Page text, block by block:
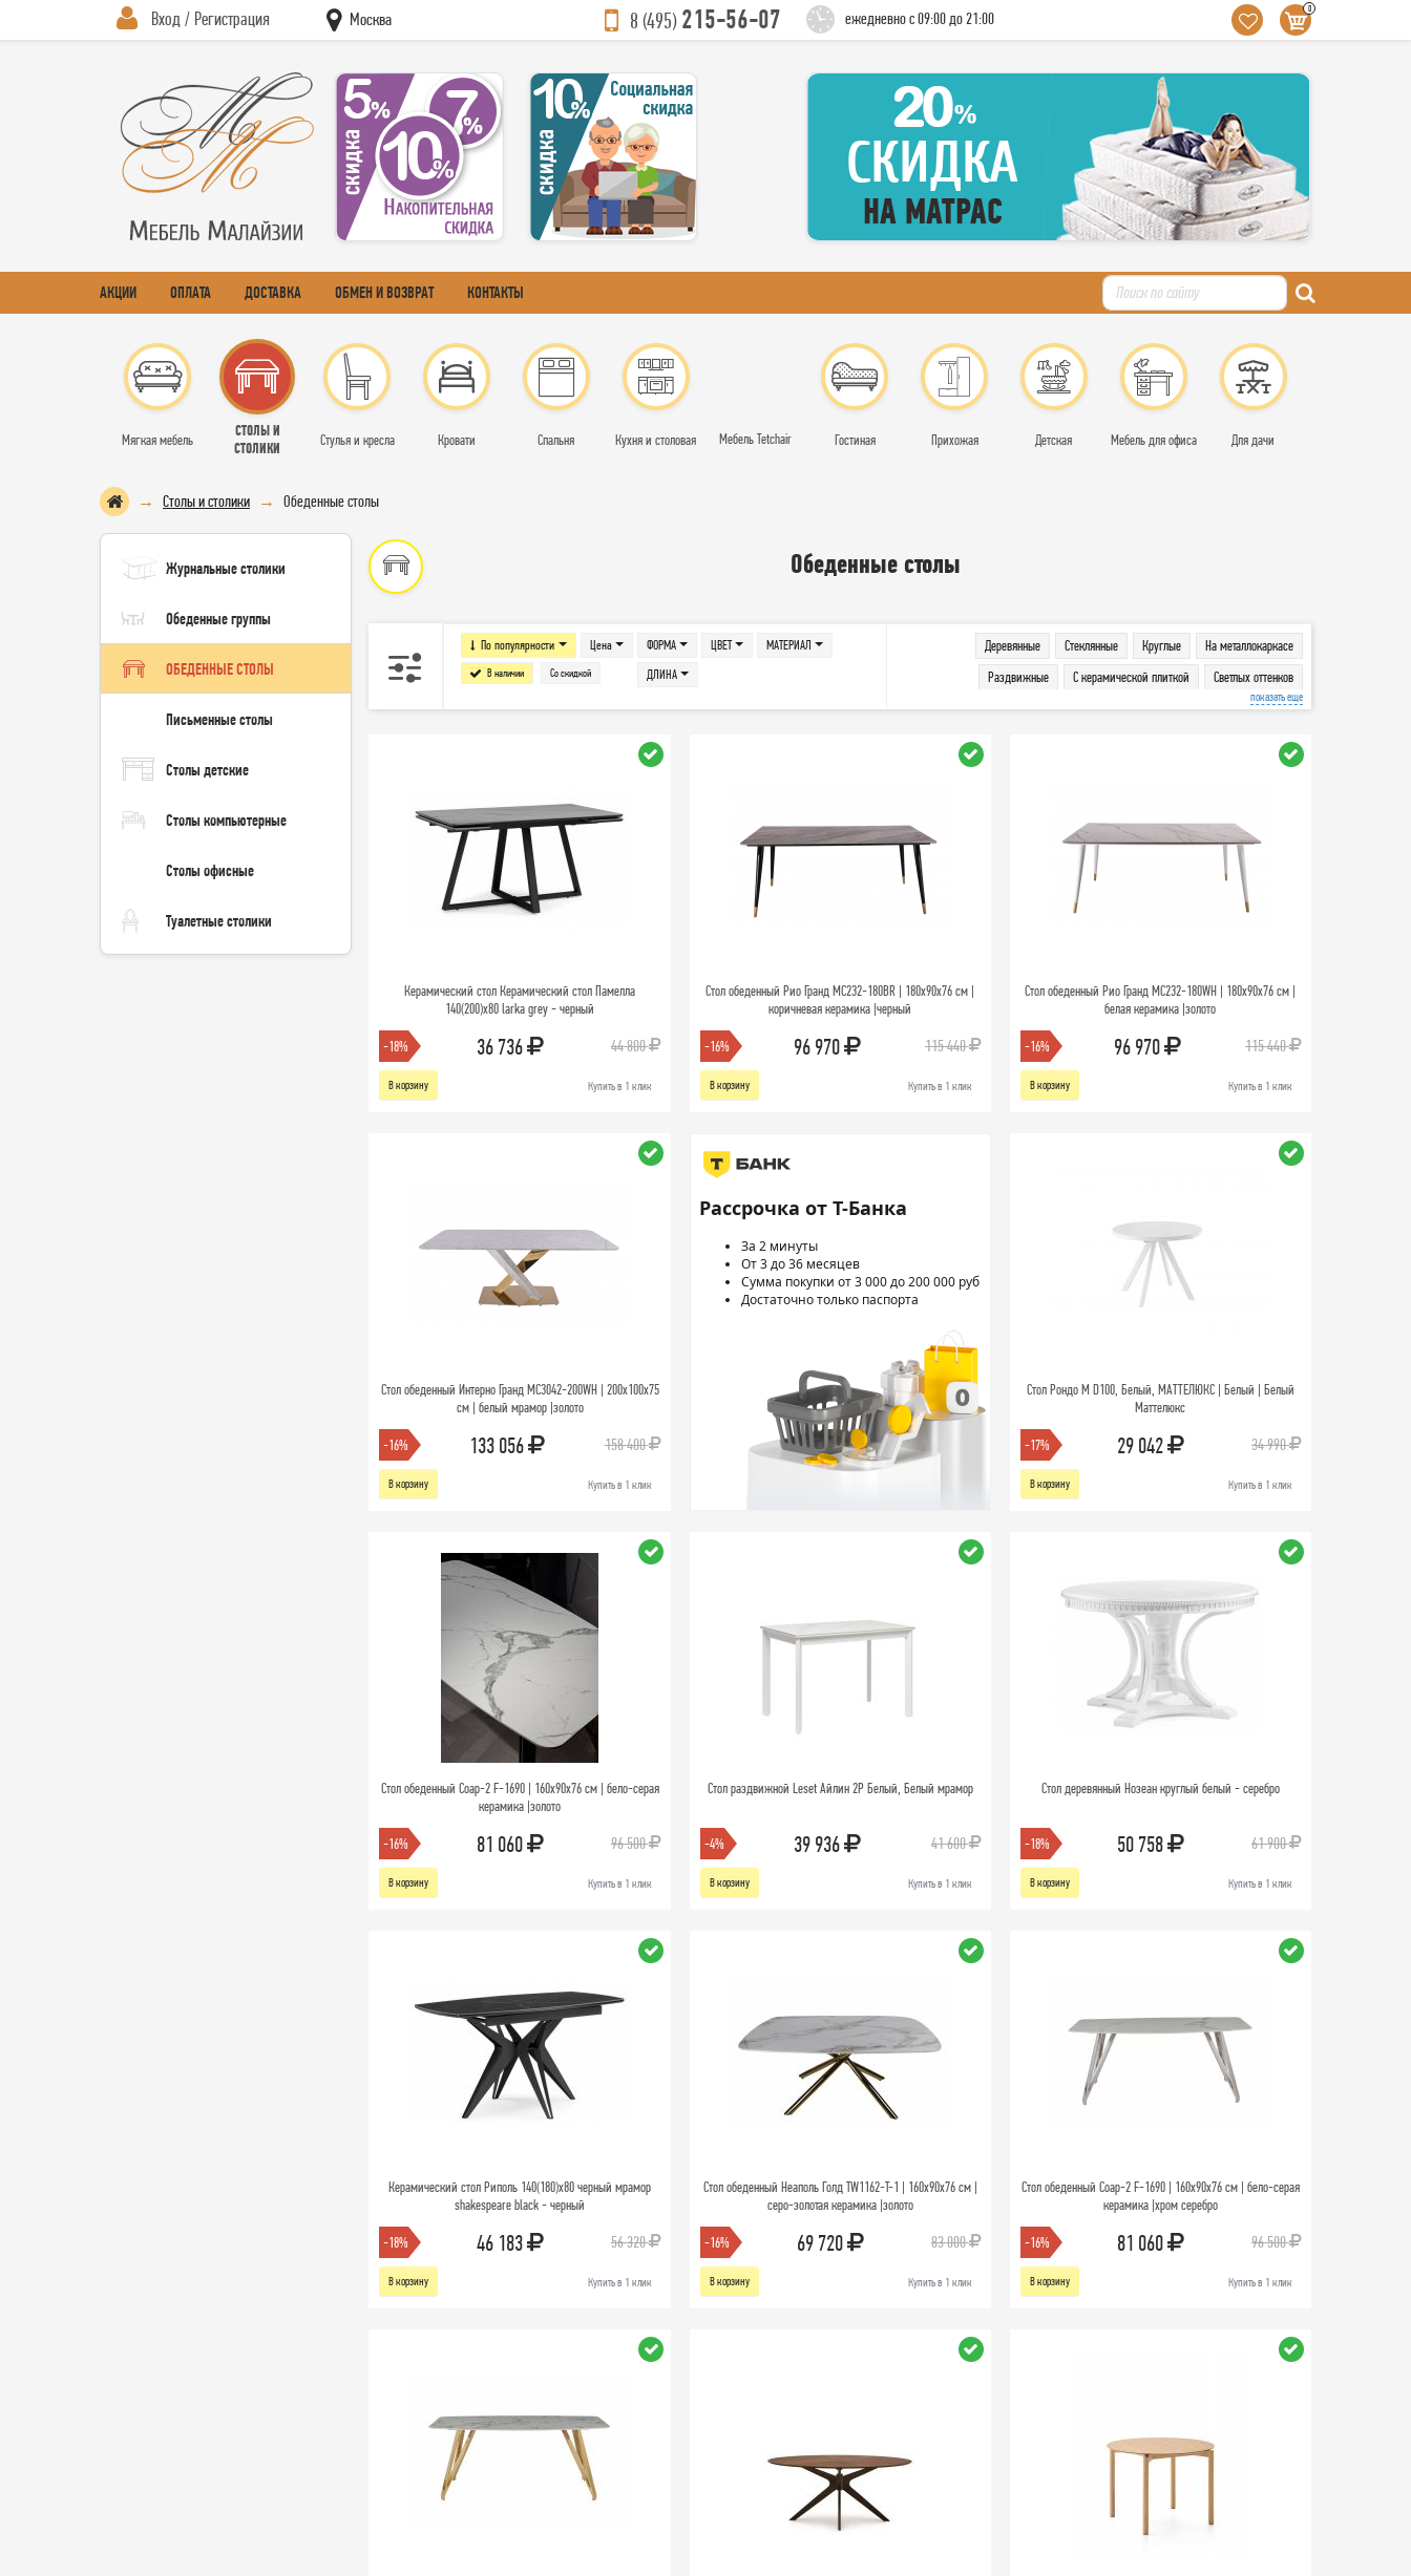
Вход / Регистрация Москва 8 (495)215-56-07 ежедневно с 09:00 до 21:00
0
АКЦИИ ОПЛАТА ДОСТАВКА ОБМЕН И ВОЗВРАТ КОНТАКТЫ
Мягкая мебель
СТОЛЫ И
СТОЛИКИ
Стулья и кресла Кровати Спальня Кухня и столовая Мебель Tetchair Гостиная Прихожая Детская Мебель для офиса Для дачи
Столы и столики Обеденные столы
Журнальные столики
Обеденные группы
ОБЕДЕННЫЕ СТОЛЫ
Письменные столы
Столы детские
Столы компьютерные
Столы офисные
Туалетные столики
Обеденные столы
По популярности Цена
В наличии Со скидкой
ФОРМА ЦВЕТ
МАТЕРИАЛ
ДЛИНА
Деревянные Стеклянные Круглые
На металлокаркасе
Раздвижные
С керамической плиткой
Светлых оттенков
Темных оттенков
Столы-книжка
показать еще
Керамический стол Керамический стол Памелла
140(200)х80 larka grey - черный
-18% 36 736 44 800
В корзину Купить в 1 клик
Стол обеденный Рио Гранд MC232-180BR | 180х90х76 см |
коричневая керамика |черный
-16% 96 970 115 440
В корзину Купить в 1 клик
Стол обеденный Рио Гранд MC232-180WH | 180х90х76 см |
белая керамика |золото
-16% 96 970 115 440
В корзину Купить в 1 клик
Стол обеденный Интерно Гранд MC3042-200WH | 200х100х75
см | белый мрамор |золото
-16% 133 056 158 400
В корзину Купить в 1 клик
Рассрочка от Т-Банка
За 2 минуты
От 3 до 36 месяцев
Сумма покупки от 3 000 до 200 000 руб
Достаточно только паспорта
Стол Рондо М D100, Белый, МАТТЕЛЮКС | Белый | Белый
Маттелюкс
-17% 29 042 34 990
В корзину Купить в 1 клик
Стол обеденный Соар-2 F-1690 | 160х90х76 см | бело-серая
керамика |золото
-16% 81 060 96 500
В корзину Купить в 1 клик
Стол раздвижной Leset Айлин 2Р Белый, Белый мрамор
-4% 39 936 41 600
В корзину Купить в 1 клик
Стол деревянный Нозеан круглый белый - серебро
-18% 50 758 61 900
В корзину Купить в 1 клик
Керамический стол Риполь 140(180)х80 черный мрамор
shakespeare black - черный
-18% 46 183 56 320
В корзину Купить в 1 клик
Стол обеденный Неаполь Голд TW1162-T-1 | 160x90x76 см |
серо-золотая керамика |золото
-16% 69 720 83 000
В корзину Купить в 1 клик
Стол обеденный Соар-2 F-1690 | 160х90х76 см | бело-серая
керамика |хром серебро
-16% 81 060 96 500
В корзину Купить в 1 клик